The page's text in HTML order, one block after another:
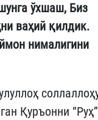
ўхшаш, Биз
ваҳий қилдик.
нималигини
Қуръонни “Руҳ”